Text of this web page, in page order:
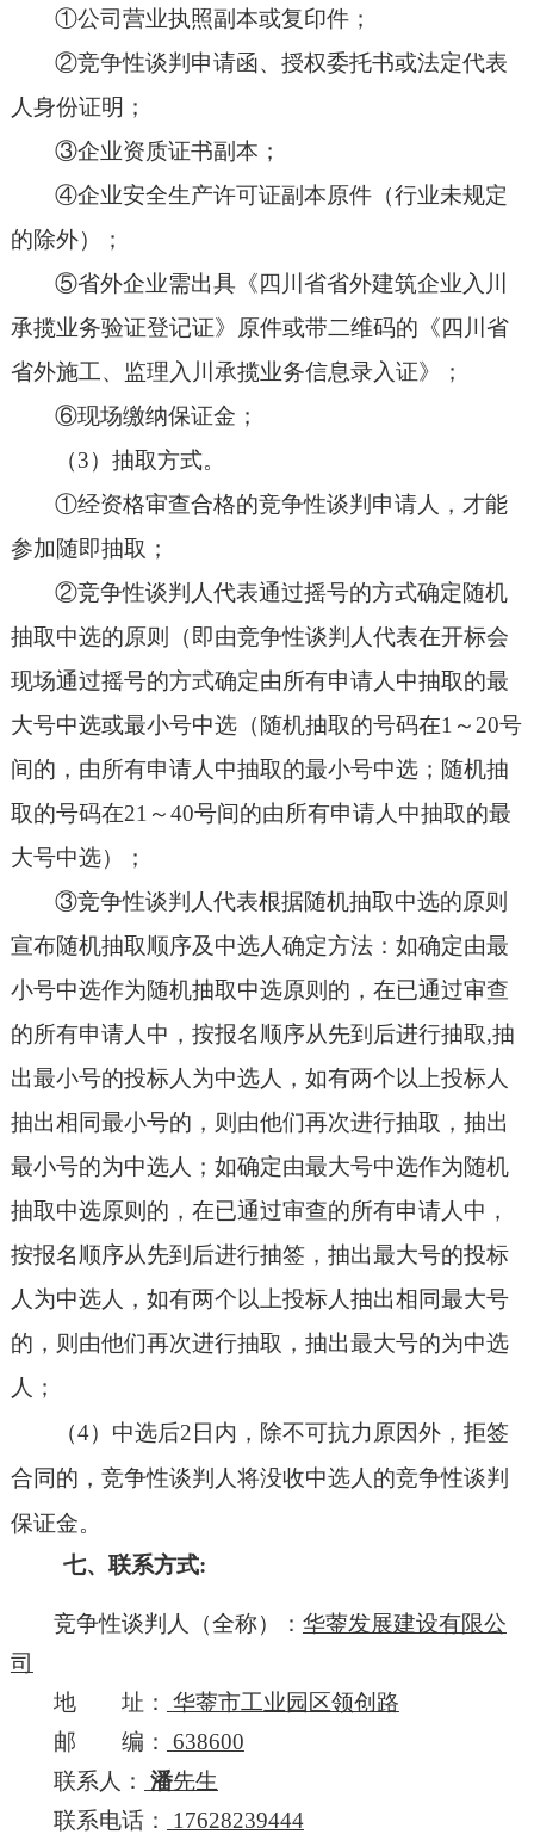
①公司营业执照副本或复印件；
②竞争性谈判 申请函、授权委托书或法定代表
人身份证明；
③企业资质证书副本；
④企业安全生产许可证副本原件（行业未规定
的除外）；
⑤省外企业需出具《四川省省外建筑企业入川
承揽业务验证登记证》原件或带二维码的《四川省
省外施工、监理入川承揽业务信息录入证》；
⑥现场缴纳保证金 ；
（3）抽取方式。
①经资格审查合格的竞争性谈判申请人，才能
参加随即抽取；
②竞争性谈判人代表通过摇号的方式确定随机
抽取中选的原则（即由竞争性谈判人代表在开标会
现场通过摇号的方式确定由所有申请人中抽取的最
大号中选或最小号中选（随机抽取的号码在1～20号
间的，由所有申请人中抽取的最小号中选；随机抽
取的号码在21～40号间的由所有申请人中抽取的最
大号中选）；
③竞争性谈判人代表根据随机抽取中选的原则
宣布随机抽取顺序及中选人确定方法：如确定由最
小号中选作为随机抽取中选原则的，在已通过审查
的所有申请人中，按报名顺序从先到后进行抽取,抽
出最小号的投标人为中选人，如有两个以上投标人
抽出相同最小号的，则由他们再次进行抽取，抽出
最小号的为中选人；如确定由最大号中选作为随机
抽取中选原则的，在已通过审查的所有申请人中，
按报名顺序从先到后进行抽签，抽出最大号的投标
人为中选人，如有两个以上投标人抽出相同最大号
的，则由他们再次进行抽取，抽出最大号的为中选
人；
（4）中选后2日内，除不可抗力原因外，拒签
合同的， 竞争性谈判 人将没收中选人的竞争性谈判
保证金。
七、联系方式:
竞争性谈判人（全称）： 华蓥发展建设有限公
司
地 址：
华蓥市工业园区领创路
邮 编：
638600
联系 人： 潘先生
联系电话：
17628239444